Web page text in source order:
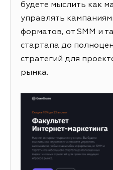
будете мыслить как
управлять
форматов, от SMM и
стартапа до
стратегий для
рынка.